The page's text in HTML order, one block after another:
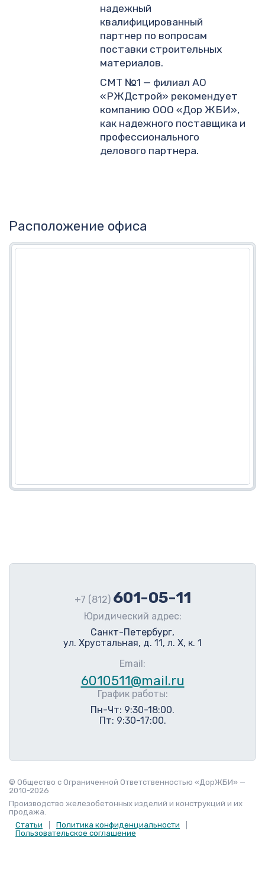
надежный
квалифицированный
партнер по вопросам
поставки строительных
материалов.
СМТ №1 — филиал АО
«РЖДстрой» рекомендует
компанию ООО «Дор ЖБИ»,
как надежного поставщика и
профессионального
делового партнера.
Расположение офиса
+7 (812) 601-05-11
Юридический адрес:
Санкт-Петербург,
ул. Хрустальная, д. 11, л. Х, к. 1
Email:
6010511@mail.ru
График работы:
Пн-Чт: 9:30-18:00.
Пт: 9:30-17:00.
© Общество с Ограниченной Ответственностью «ДорЖБИ» —
2010-2026
Производство железобетонных изделий и конструкций и их
продажа.
Статьи
Политика конфиденциальности
Пользовательское соглашение